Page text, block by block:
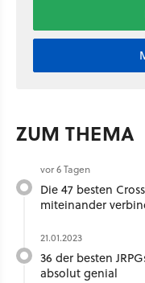
ZUM THEMA
vor 6 Tagen
Die 47 besten
miteinander
21.01.2023
36 der besten
absolut genial